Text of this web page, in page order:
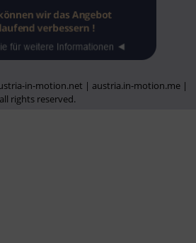
in-motion.net | austria.in-motion.me |
all rights reserved.